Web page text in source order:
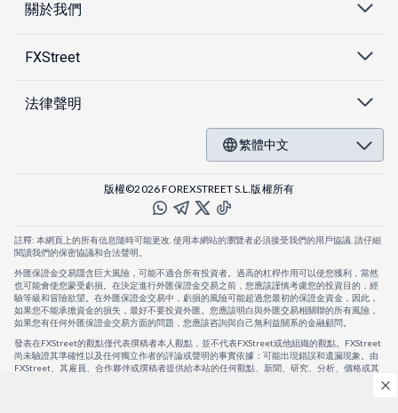
關於我們
FXStreet
法律聲明
繁體中文
版權©2026 FOREXSTREET S.L.版權所有
註釋: 本網頁上的所有信息隨時可能更改. 使用本網站的瀏覽者必須接受我們的用戶協議. 請仔細
閱讀我們的保密協議和合法聲明。
外匯保證金交易隱含巨大風險，可能不適合所有投資者。過高的杠桿作用可以使您獲利，當然
也可能會使您蒙受虧損。在決定進行外匯保證金交易之前，您應該謹慎考慮您的投資目的，經
驗等級和冒險欲望。在外匯保證金交易中，虧損的風險可能超過您最初的保證金資金，因此，
如果您不能承擔資金的損失，最好不要投資外匯。您應該明白與外匯交易相關聯的所有風險，
如果您有任何外匯保證金交易方面的問題，您應該咨詢與自己無利益關系的金融顧問。
發表在FXStreet的觀點僅代表撰稿者本人觀點，並不代表FXStreet或他組織的觀點。FXStreet
尚未驗證其準確性以及任何獨立作者的評論或聲明的事實依據：可能出現錯誤和遺漏現象。由
FXStreet、其雇員、合作夥伴或撰稿者提供給本站的任何觀點、新聞、研究、分析、價格或其